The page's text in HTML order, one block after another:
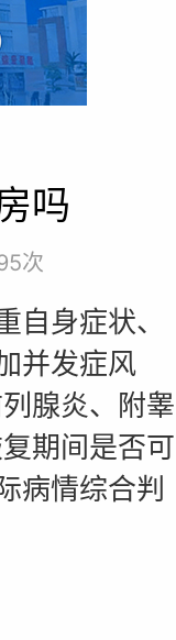
吗
次
身症状、
并发症风
腺炎、附睾
期间是否可
病情综合判